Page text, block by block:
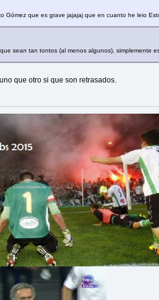
Gómez que es grave jajajaj que en cuanto he leio
sean tan tontos (al menos algunos), simplemente
que otro si que son retrasados.